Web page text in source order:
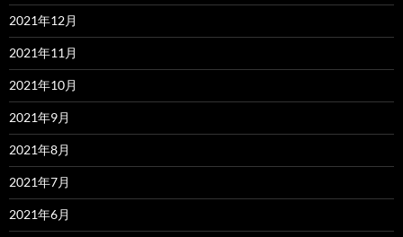
2021年12月
2021年11月
2021年10月
2021年9月
2021年8月
2021年7月
2021年6月